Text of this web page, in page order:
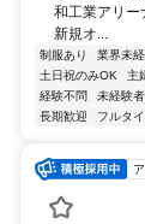
和工業アリー
新規オ...
制服あり 業界未
土日祝のみOK
主
経験不問
未経験
長期歓迎
フルタ